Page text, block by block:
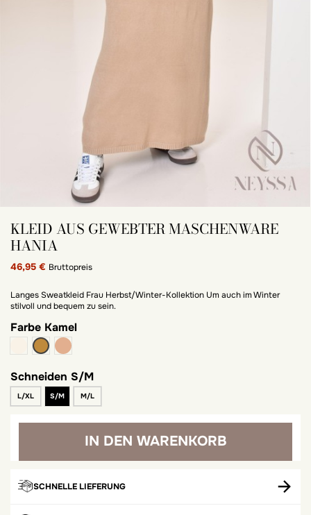
KLEID AUS GEWEBTER MASCHENWARE
HANIA
46,95 € Bruttopreis
Langes Sweatkleid Frau Herbst/Winter-Kollektion Um auch im Winter
stilvoll und bequem zu sein.
Farbe Kamel
BeigeKamelchestnut
Schneiden S/M
L/XL S/M M/L
IN DEN WARENKORB
SCHNELLE LIEFERUNG